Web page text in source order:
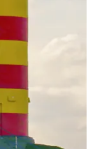
durch Berühren